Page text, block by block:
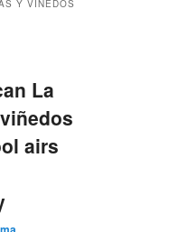
Y VIÑEDOS
La
airs